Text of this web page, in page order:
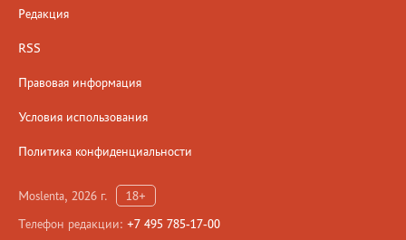
Редакция
RSS
Правовая информация
Условия использования
Политика конфиденциальности
Moslenta, 2026 г.
18+
Телефон редакции: +7 495 785-17-00